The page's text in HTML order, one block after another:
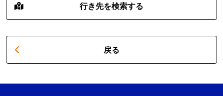
行き先を検索する
戻る